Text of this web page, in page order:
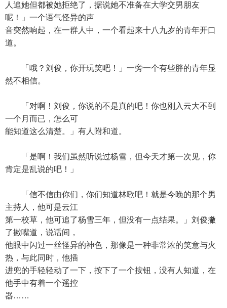
人追她但都被她拒绝了，据说她不准备在大学交男朋友
呢！」一个语气怪异的声
音突然响起，在一群人中，一个看起来十八九岁的青年开口
道。
「哦？刘俊，你开玩笑吧！」一旁一个有些胖的青年显
然不相信。
「对啊！刘俊，你说的不是真的吧！你也刚入云大不到
一个月而已，怎么可
能知道这么清楚。」有人附和道。
「是啊！我们虽然听说过杨雪，但今天才第一次见，你
肯定是乱说的吧！」
「信不信由你们，你们知道林歌吧！就是今晚的那个男
主持人，他可是云江
第一校草，他可追了杨雪三年，但没有一点结果。」刘俊撇
了撇嘴道，说话间，
他眼中闪过一丝怪异的神色，那像是一种非常浓的笑意与火
热，与此同时，他插
进兜的手轻轻动了一下，按下了一个按钮，没有人知道，在
他手中有着一个遥控
器……